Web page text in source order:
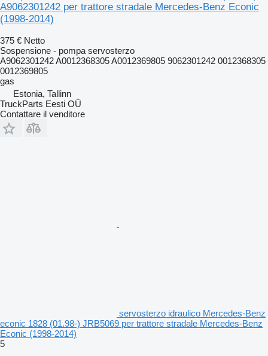
A9062301242 per trattore stradale Mercedes-Benz Econic
(1998-2014)
375 € Netto
Sospensione - pompa servosterzo
A9062301242 A0012368305 A0012369805 9062301242 0012368305
0012369805
gas
Estonia, Tallinn
TruckParts Eesti OÜ
Contattare il venditore
servosterzo idraulico Mercedes-Benz
econic 1828 (01.98-) JRB5069 per trattore stradale Mercedes-Benz
Econic (1998-2014)
5